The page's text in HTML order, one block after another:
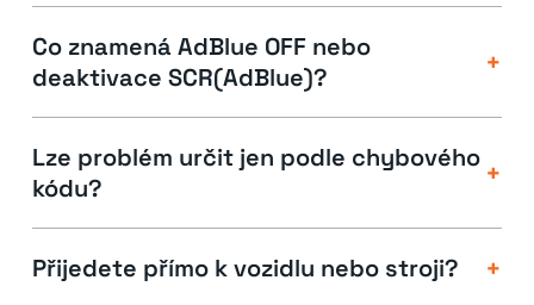
Co znamená AdBlue OFF nebo
deaktivace SCR(AdBlue)?
+
Lze problém určit jen podle chybového
kódu?
+
Přijedete přímo k vozidlu nebo stroji? +